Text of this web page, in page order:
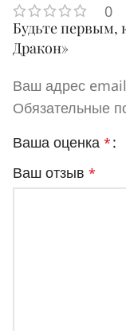
0
Будьте первым,
Дракон»
Ваш адрес email
Обязательные
Ваша оценка *
Ваш отзыв *